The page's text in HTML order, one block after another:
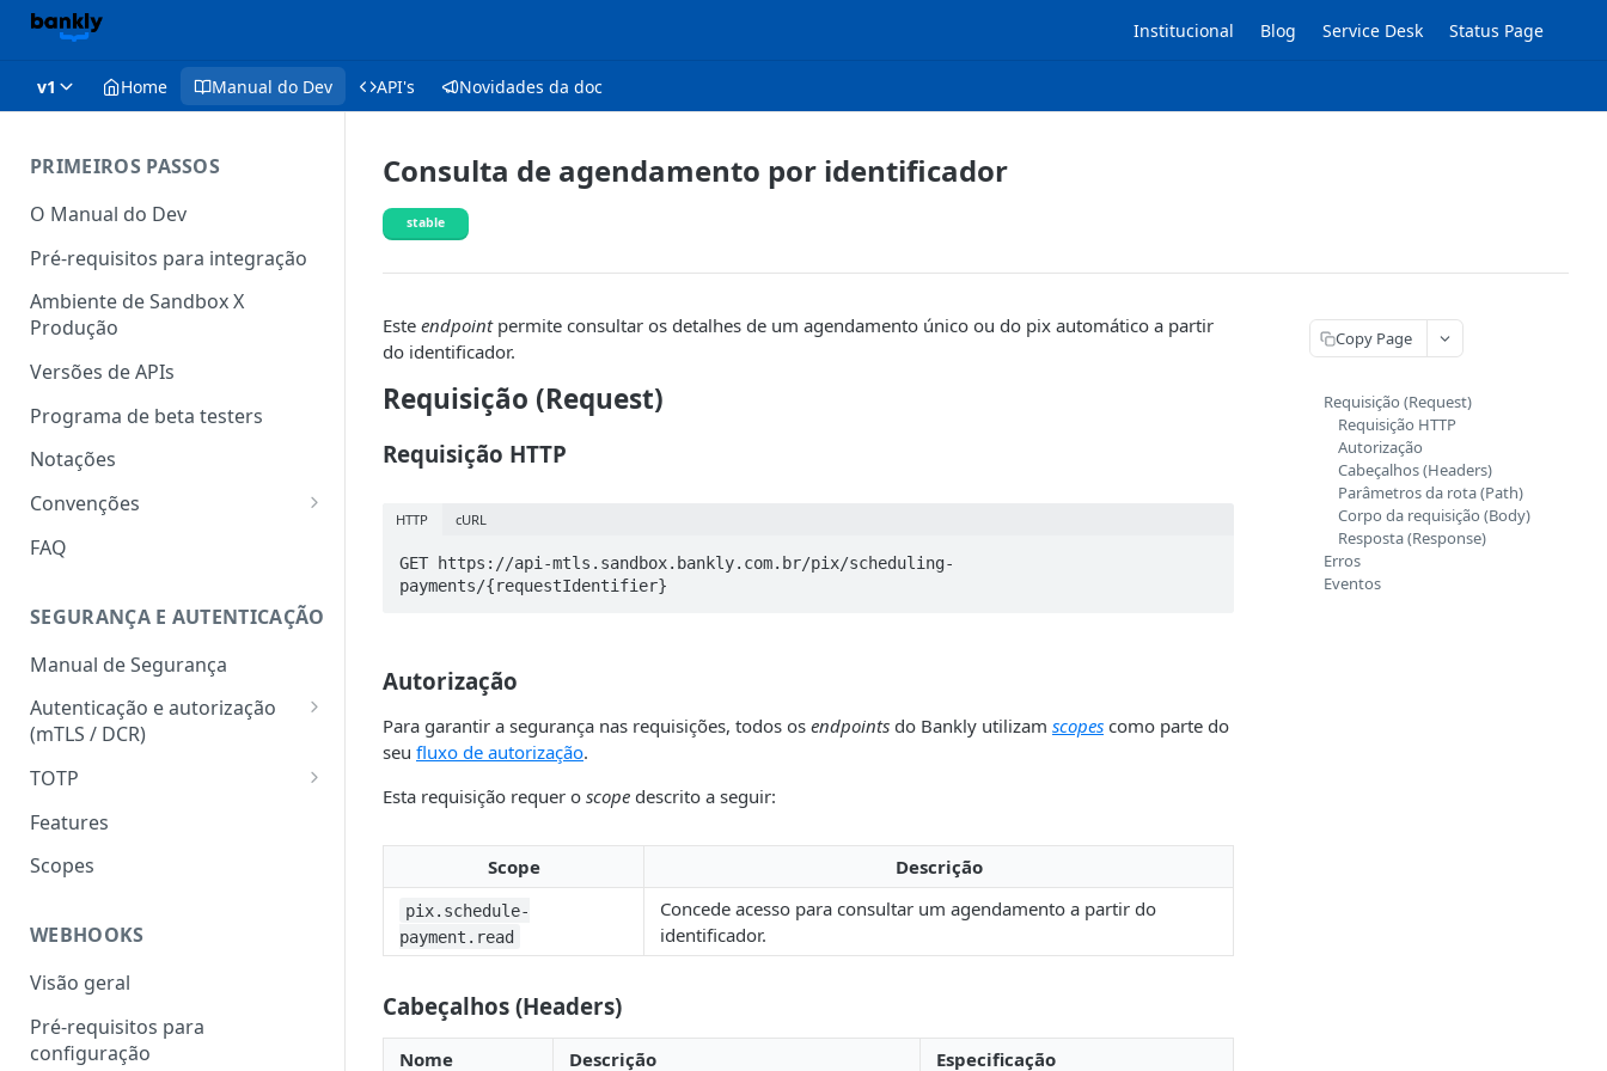
Institucional Blog Service Desk Status Page
v1 Home Manual do Dev API's Novidades da doc
PRIMEIROS PASSOS
O Manual do Dev
Pré-requisitos para integração
Ambiente de Sandbox X
Produção
Versões de APIs
Programa de beta testers
Notações
Convenções
HATEOAS
(Idempotency-key)
Status codes
Erros
FAQ
SEGURANÇA E AUTENTICAÇÃO
Manual de Segurança
Autenticação e autorização
(mTLS / DCR)
Token para gerar certificado
Registro dinâmico de client
(autenticação com mTLS)
TOTP
Geração do hash e do código
Validação do hash e do código
Features
Scopes
WEBHOOKS
Visão geral
Pré-requisitos para
configuração
Consulta de agendamento por identificador
stable
Este endpointpermite consultar os detalhes de um agendamento único ou do pix automático a partir
do identificador.
Requisição (Request)
Requisição HTTP
HTTP cURL
GET https://api-mtls.sandbox.bankly.com.br/pix/scheduling-
payments/{requestIdentifier}
Autorização
Para garantir a segurança nas requisições, todos os endpoints do Bankly utilizam scopes como parte do
seu fluxo de autorização.
Esta requisição requer o scope descrito a seguir:
Scope Descrição
pix.schedule-
payment.read
Concede acesso para consultar um agendamento a partir do
identificador.
Cabeçalhos (Headers)
Nome Descrição Especificação
Copy Page
Requisição (Request)
Requisição HTTP
Autorização
Cabeçalhos (Headers)
Parâmetros da rota (Path)
Corpo da requisição (Body)
Resposta (Response)
Erros
Eventos